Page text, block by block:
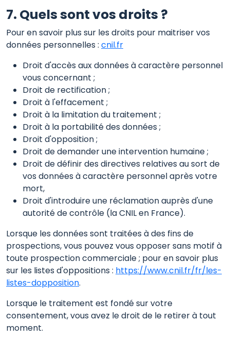
7. Quels sont vos droits ?
Pour en savoir plus sur les droits pour maitriser vos
données personnelles : cnil.fr
Droit d'accès aux données à caractère personnel
vous concernant ;
Droit de rectification ;
Droit à l'effacement ;
Droit à la limitation du traitement ;
Droit à la portabilité des données ;
Droit d'opposition ;
Droit de demander une intervention humaine ;
Droit de définir des directives relatives au sort de
vos données à caractère personnel après votre
mort,
Droit d'introduire une réclamation auprès d'une
autorité de contrôle (la CNIL en France).
Lorsque les données sont traitées à des fins de
prospections, vous pouvez vous opposer sans motif à
toute prospection commerciale ; pour en savoir plus
sur les listes d'oppositions : https://www.cnil.fr/fr/les-
listes-dopposition.
Lorsque le traitement est fondé sur votre
consentement, vous avez le droit de le retirer à tout
moment.